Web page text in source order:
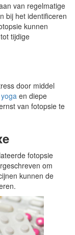
van regelmatige
bij het identificeren
kunnen
tijdige
door middel
yoga en diepe
van fotopsie te
fotopsie
om
kunnen de